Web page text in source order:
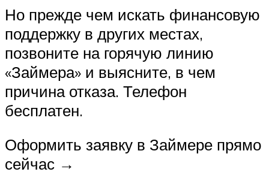
Но прежде чем искать финансовую
поддержку в других местах,
позвоните на горячую линию
«Займера» и выясните, в чем
причина отказа. Телефон
бесплатен.
Оформить заявку в Займере прямо
сейчас →